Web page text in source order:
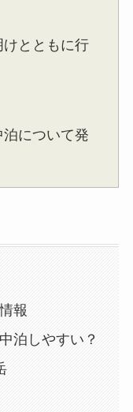
とともに行
について発
報
泊しやすい？